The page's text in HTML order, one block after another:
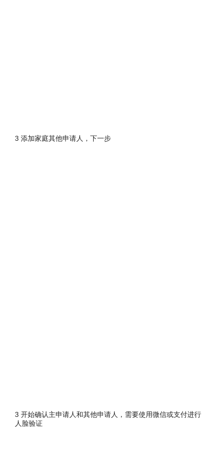
3 添加家庭其他申请人，下一步
3 开始确认主申请人和其他申请人，需要使用微信或支付进行
人脸验证